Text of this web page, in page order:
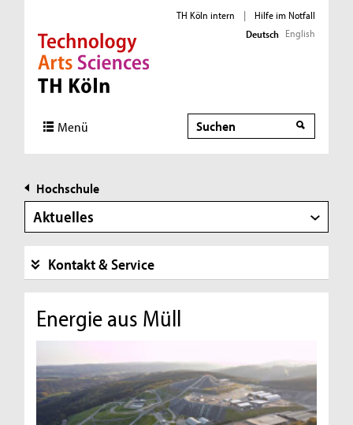
Direkt zur Hauptnavigation
Direkt zur Subnavigation
Direkt zum Inhalt
Direkt zum Fußbereich
TH Köln intern |
Hilfe im Notfall
Deutsch English
Menü Suche
Hochschule
Aktuelles
Kontakt & Service
Energie aus Müll